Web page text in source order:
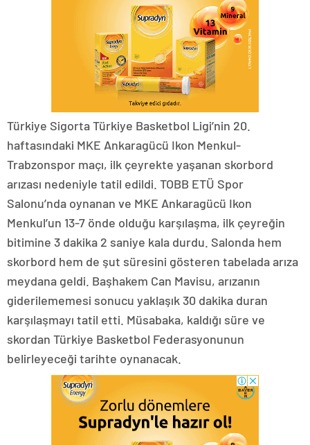
Türkiye Sigorta Türkiye Basketbol Ligi’nin 20.
haftasındaki MKE Ankaragücü Ikon Menkul-
Trabzonspor maçı, ilk çeyrekte yaşanan skorbord
arızası nedeniyle tatil edildi. TOBB ETÜ Spor
Salonu’nda oynanan ve MKE Ankaragücü Ikon
Menkul’un 13-7 önde olduğu karşılaşma, ilk çeyreğin
bitimine 3 dakika 2 saniye kala durdu. Salonda hem
skorbord hem de şut süresini gösteren tabelada arıza
meydana geldi. Başhakem Can Mavisu, arızanın
giderilememesi sonucu yaklaşık 30 dakika duran
karşılaşmayı tatil etti. Müsabaka, kaldığı süre ve
skordan Türkiye Basketbol Federasyonunun
belirleyeceği tarihte oynanacak.